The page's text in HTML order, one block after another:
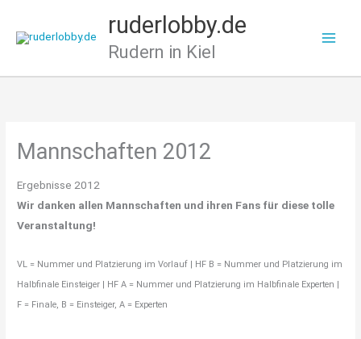
Inhalt
ruderlobby.de
Rudern in Kiel
Mannschaften 2012
Ergebnisse 2012
Wir danken allen Mannschaften und ihren Fans für diese tolle
Veranstaltung!
VL = Nummer und Platzierung im Vorlauf | HF B = Nummer und Platzierung im
Halbfinale Einsteiger | HF A = Nummer und Platzierung im Halbfinale Experten |
F = Finale, B = Einsteiger, A = Experten